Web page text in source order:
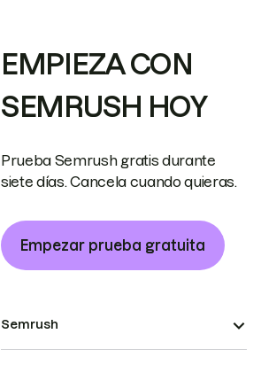
EMPIEZA CON
SEMRUSH HOY
Prueba Semrush gratis durante
siete días. Cancela cuando quieras.
Empezar prueba gratuita
Semrush